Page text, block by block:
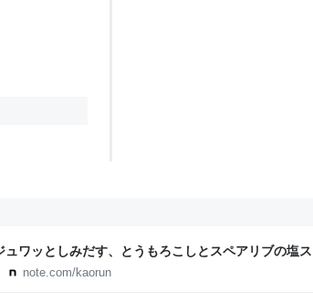
ュワッとしみだす、とうもろこしとスペアリブの塩
note.com/kaorun